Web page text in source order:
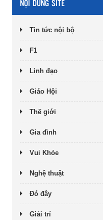
NỘI DUNG SITE
Tin tức nội bộ
F1
Linh đạo
Giáo Hội
Thế giới
Gia đình
Vui Khỏe
Nghệ thuật
Đó đây
Giải trí